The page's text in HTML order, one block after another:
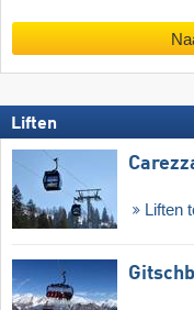
Liften
Liften